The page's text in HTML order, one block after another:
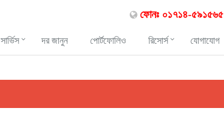
ফোনঃ ০১৭১৪-৫৯১৫৬৫
সার্ভিস দর জানুন পোর্টফোলিও রিসোর্স যোগাযোগ